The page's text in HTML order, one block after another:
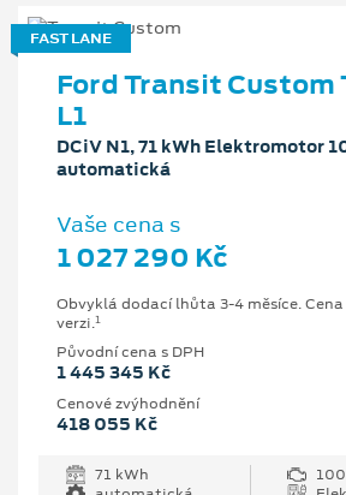
FAST LANE
Ford Transit Custom
L1
DCiV N1, 71 kWh Elektromotor
automatická
Vaše cena s
1 027 290 Kč
Obvyklá dodací lhůta 3-4 měsíce.
verzi.1
Původní cena s DPH
1 445 345 Kč
Cenové zvýhodnění
418 055 Kč
71 kWh